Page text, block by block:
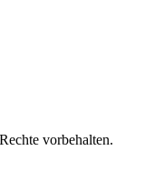
vorbehalten.